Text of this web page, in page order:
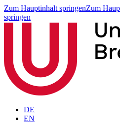
Zum Hauptinhalt springenZum
springen
DE
EN